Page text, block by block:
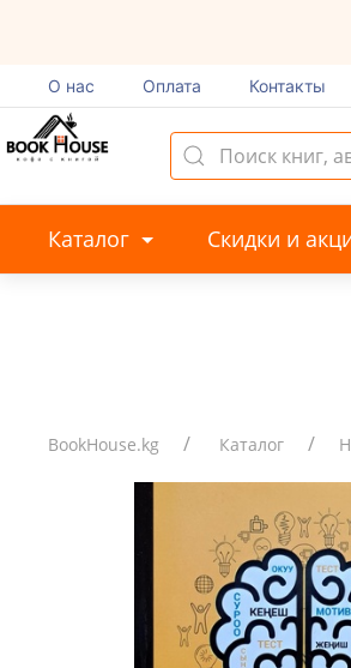
О нас Оплата Контакты
Каталог Скидки и
BookHouse.kg Каталог